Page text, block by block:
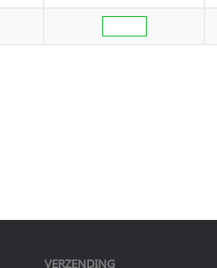
VERZENDING